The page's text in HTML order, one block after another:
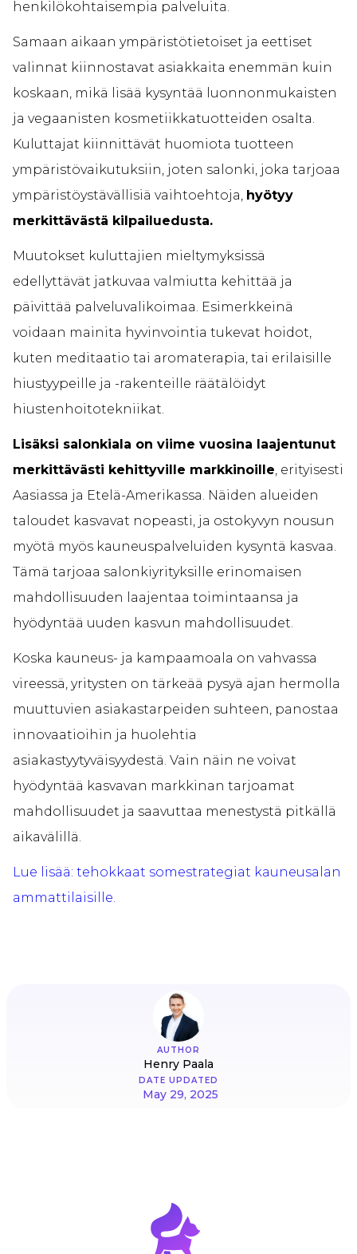
henkilökohtaisempia palveluita.
Samaan aikaan ympäristötietoiset ja eettiset
valinnat kiinnostavat asiakkaita enemmän kuin
koskaan, mikä lisää kysyntää luonnonmukaisten
ja vegaanisten kosmetiikkatuotteiden osalta.
Kuluttajat kiinnittävät huomiota tuotteen
ympäristövaikutuksiin, joten salonki, joka tarjoaa
ympäristöystävällisiä vaihtoehtoja, hyötyy
merkittävästä kilpailuedusta.
Muutokset kuluttajien mieltymyksissä
edellyttävät jatkuvaa valmiutta kehittää ja
päivittää palveluvalikoimaa. Esimerkkeinä
voidaan mainita hyvinvointia tukevat hoidot,
kuten meditaatio tai aromaterapia, tai erilaisille
hiustyypeille ja -rakenteille räätälöidyt
hiustenhoitotekniikat.
Lisäksi salonkiala on viime vuosina laajentunut
merkittävästi kehittyville markkinoille, erityisesti
Aasiassa ja Etelä-Amerikassa. Näiden alueiden
taloudet kasvavat nopeasti, ja ostokyvyn nousun
myötä myös kauneuspalveluiden kysyntä kasvaa.
Tämä tarjoaa salonkiyrityksille erinomaisen
mahdollisuuden laajentaa toimintaansa ja
hyödyntää uuden kasvun mahdollisuudet.
Koska kauneus- ja kampaamoala on vahvassa
vireessä, yritysten on tärkeää pysyä ajan hermolla
muuttuvien asiakastarpeiden suhteen, panostaa
innovaatioihin ja huolehtia
asiakastyytyväisyydestä. Vain näin ne voivat
hyödyntää kasvavan markkinan tarjoamat
mahdollisuudet ja saavuttaa menestystä pitkällä
aikavälillä.
Lue lisää: tehokkaat somestrategiat kauneusalan
ammattilaisille.
AUTHOR
Henry Paala
DATE UPDATED
May 29, 2025